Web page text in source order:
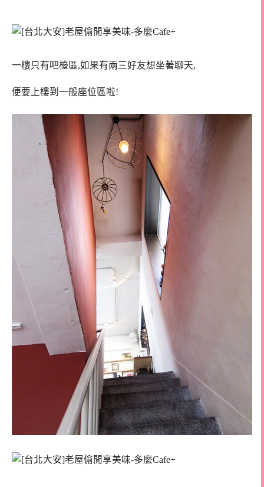
一樓只有吧檯區,如果有兩三好友想坐著聊天,
便要上樓到 一般座位區啦!